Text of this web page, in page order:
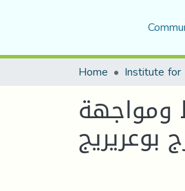
Home
ومواجهة
بوعريريج